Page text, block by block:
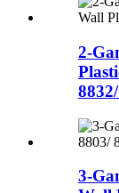
2-
3-